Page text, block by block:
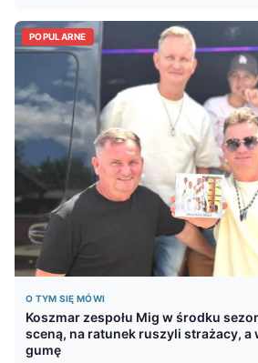
POPULARNE
O TYM SIĘ MÓWI
Koszmar zespołu Mig w środku
sceną, na ratunek ruszyli strażacy, a
gumę